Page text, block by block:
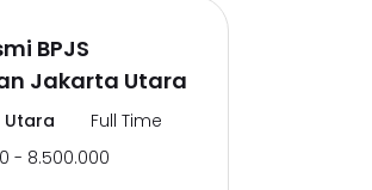
BPJS
Jakarta Utara
Full Time
- 8.500.000